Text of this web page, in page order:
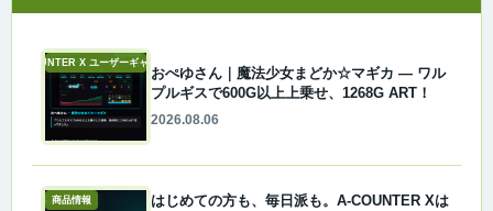
A-COUNTER X ユーザーギャラリー
おぺゆさん｜魔法少女まどか☆マギカ ― ワル
プルギスで600G以上上乗せ、1268G ART！
2026.08.06
商品情報
はじめての方も、毎日派も。A-COUNTER Xは